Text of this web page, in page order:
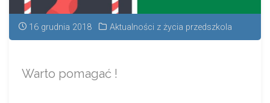
16 grudnia 2018 Aktualności z życia przedszkola
Warto pomagać !